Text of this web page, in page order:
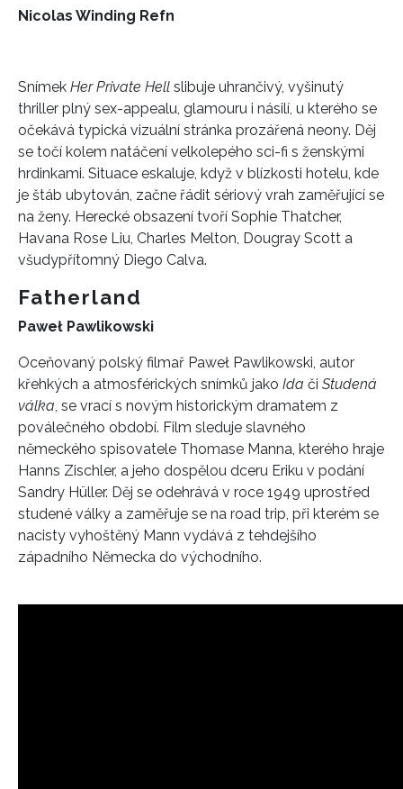
Nicolas Winding Refn
Snímek Her Private Hell slibuje uhrančivý, vyšinutý
thriller plný sex-appealu, glamouru i násilí, u kterého se
očekává typická vizuální stránka prozářená neony. Děj
se točí kolem natáčení velkolepého sci-fi s ženskými
hrdinkami. Situace eskaluje, když v blízkosti hotelu, kde
je štáb ubytován, začne řádit sériový vrah zaměřující se
na ženy. Herecké obsazení tvoří Sophie Thatcher,
Havana Rose Liu, Charles Melton, Dougray Scott a
všudypřítomný Diego Calva.
Fatherland
Paweł Pawlikowski
Oceňovaný polský filmař Paweł Pawlikowski, autor
křehkých a atmosférických snímků jako Ida či Studená
válka, se vrací s novým historickým dramatem z
poválečného období. Film sleduje slavného
německého spisovatele Thomase Manna, kterého hraje
Hanns Zischler, a jeho dospělou dceru Eriku v podání
Sandry Hüller. Děj se odehrává v roce 1949 uprostřed
studené války a zaměřuje se na road trip, při kterém se
nacisty vyhoštěný Mann vydává z tehdejšího
západního Německa do východního.